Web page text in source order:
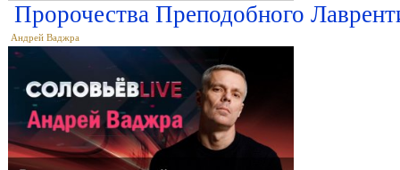
Пророчества Преподобного
Андрей Ваджра